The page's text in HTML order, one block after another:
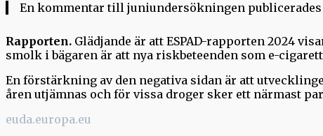
En kommentar till juniundersökningen publicerades i
Rapporten. Glädjande är att ESPAD-rapporten 2024
smolk i bägaren är att nya riskbeteenden som e-
En förstärkning av den negativa sidan är att
åren utjämnas och för vissa droger sker ett närmast
euda.europa.eu